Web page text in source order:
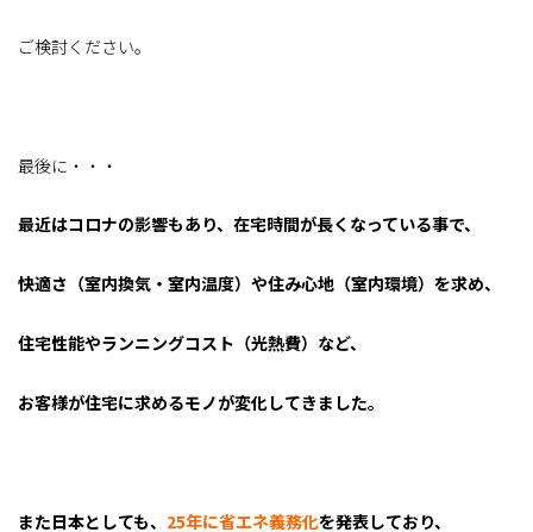
ご検討ください。
最後に・・・
最近はコロナの影響もあり、在宅時間が長くなっている事で、
快適さ（室内換気・室内温度）や住み心地（室内環境）を求め、
住宅性能やランニングコスト（光熱費） など、
お客様が住宅に求めるモノが変化してきました。
また日本としても、 25年に省エネ義務化を発表しており、